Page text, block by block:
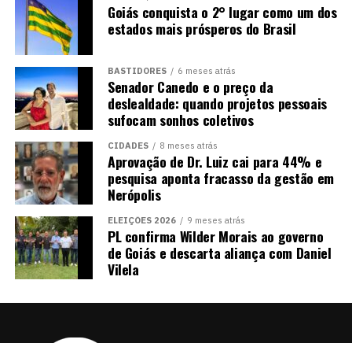
Goiás conquista o 2° lugar como um dos
estados mais prósperos do Brasil
BASTIDORES 6 meses atrás
Senador Canedo e o preço da
deslealdade: quando projetos pessoais
sufocam sonhos coletivos
CIDADES 8 meses atrás
Aprovação de Dr. Luiz cai para 44% e
pesquisa aponta fracasso da gestão em
Nerópolis
ELEIÇÕES 2026 9 meses atrás
PL confirma Wilder Morais ao governo
de Goiás e descarta aliança com Daniel
Vilela